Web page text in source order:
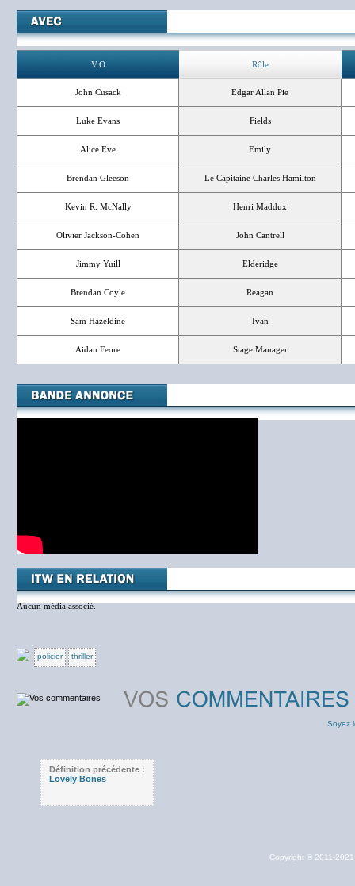
V.O Rôle
John Cusack Edgar Allan Pie
Luke Evans Fields
Alice Eve Emily
Brendan Gleeson Le Capitaine Charles Hamilton
Kevin R. McNally Henri Maddux
Olivier Jackson-Cohen John Cantrell
Jimmy Yuill Elderidge
Brendan Coyle Reagan
Sam Hazeldine Ivan
Aidan Feore Stage Manager
Aucun média associé.
policier thriller
Soyez
Définition précédente :
Lovely Bones
Copyright © 2011-